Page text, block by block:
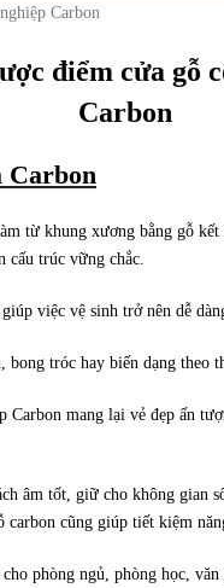
Carbon
điểm cửa gỗ
Carbon
Carbon
từ khung xương bằng gỗ
cấu trúc vững chắc.
việc vệ sinh trở nên dễ
bong tróc hay biến dạng theo
Carbon mang lại vẻ đẹp ấn
âm tốt, giữ cho không gian
carbon cũng giúp tiết kiệm
phòng ngủ, phòng học,